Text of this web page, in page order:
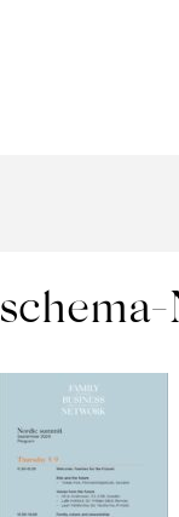
schema-